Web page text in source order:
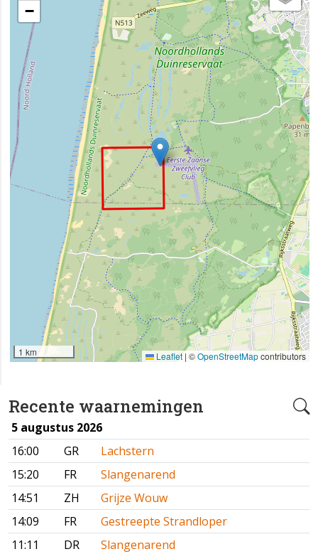
Recente waarnemingen
5 augustus 2026
16:00
GR
Lachstern
15:20
FR
Slangenarend
14:51
ZH
Grijze Wouw
14:09
FR
Gestreepte Strandloper
11:11
DR
Slangenarend
−
1 km Leaflet | ©OpenStreetMapcontributors